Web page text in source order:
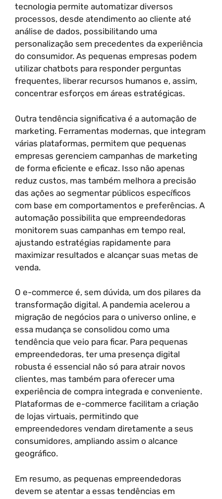
tecnologia permite automatizar diversos
processos, desde atendimento ao cliente até
análise de dados, possibilitando uma
personalização sem precedentes da experiência
do consumidor. As pequenas empresas podem
utilizar chatbots para responder perguntas
frequentes, liberar recursos humanos e, assim,
concentrar esforços em áreas estratégicas.
Outra tendência significativa é a automação de
marketing. Ferramentas modernas, que integram
várias plataformas, permitem que pequenas
empresas gerenciem campanhas de marketing
de forma eficiente e eficaz. Isso não apenas
reduz custos, mas também melhora a precisão
das ações ao segmentar públicos específicos
com base em comportamentos e preferências. A
automação possibilita que empreendedoras
monitorem suas campanhas em tempo real,
ajustando estratégias rapidamente para
maximizar resultados e alcançar suas metas de
venda.
O e-commerce é, sem dúvida, um dos pilares da
transformação digital. A pandemia acelerou a
migração de negócios para o universo online, e
essa mudança se consolidou como uma
tendência que veio para ficar. Para pequenas
empreendedoras, ter uma presença digital
robusta é essencial não só para atrair novos
clientes, mas também para oferecer uma
experiência de compra integrada e conveniente.
Plataformas de e-commerce facilitam a criação
de lojas virtuais, permitindo que
empreendedores vendam diretamente a seus
consumidores, ampliando assim o alcance
geográfico.
Em resumo, as pequenas empreendedoras
devem se atentar a essas tendências em